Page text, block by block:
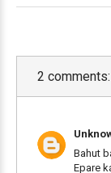
2 comments:
Bahut
Epare